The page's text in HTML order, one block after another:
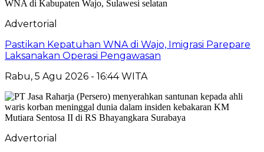
Advertorial
Pastikan Kepatuhan WNA di Wajo, Imigrasi Parepare
Laksanakan Operasi Pengawasan
Rabu, 5 Agu 2026 - 16:44 WITA
Advertorial